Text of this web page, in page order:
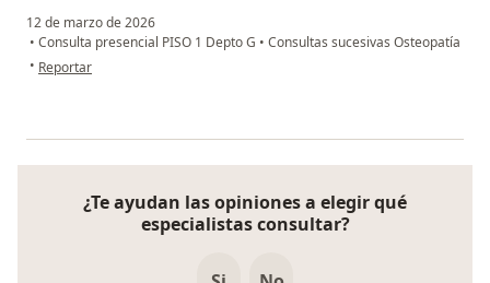
12 de marzo de 2026
• Consulta presencial PISO 1 Depto G • Consultas sucesivas Osteopatía
• en opinión del usuario Fernando
Reportar
¿Te ayudan las opiniones a elegir qué
especialistas consultar?